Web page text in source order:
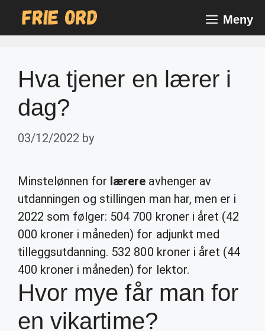
Meny
Hva tjener en lærer i
dag?
03/12/2022 by
Minstelønnen for lærere avhenger av
utdanningen og stillingen man har, men er i
2022 som følger: 504 700 kroner i året (42
000 kroner i måneden) for adjunkt med
tilleggsutdanning. 532 800 kroner i året (44
400 kroner i måneden) for lektor.
Hvor mye får man for
en vikartime?